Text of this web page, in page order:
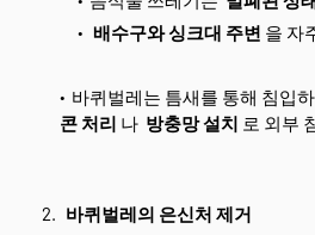
배수구와 싱크대 주변 을 자
바퀴벌레는 틈새를 통해 침입
콘 처리 나 방충망 설치 로 외부
바퀴벌레의 은신처 제거